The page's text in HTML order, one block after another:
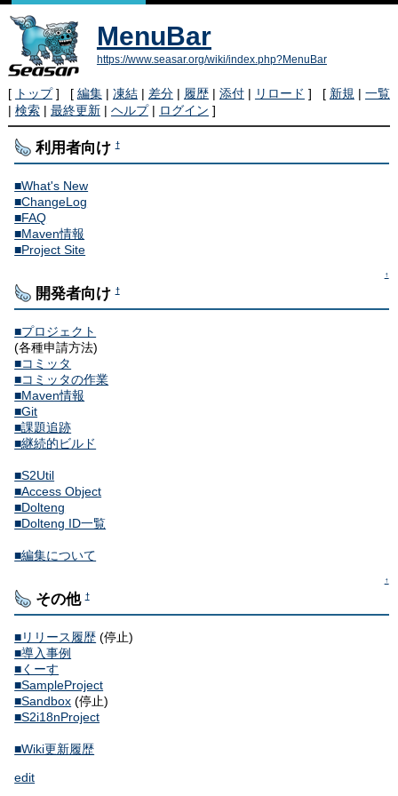
MenuBar
https://www.seasar.org/wiki/index.php?MenuBar
[ トップ] [ 編集| 凍結| 差分| 履歴| 添付| リロード ] [ 新規 | 一覧
| 検索| 最終更新| ヘルプ| ログイン ]
利用者向け †
■What's New
■ChangeLog
■FAQ
■Maven情報
■Project Site
↑
開発者向け †
■プロジェクト
(各種申請方法)
■コミッタ
■コミッタの作業
■Maven情報
■Git
■課題追跡
■継続的ビルド
■S2Util
■Access Object
■Dolteng
■Dolteng ID一覧
■編集について
↑
その他 †
■リリース履歴 (停止)
■導入事例
■くーす
■SampleProject
■Sandbox (停止)
■S2i18nProject
■Wiki更新履歴
edit